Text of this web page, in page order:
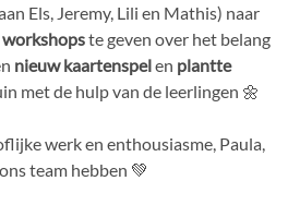
Els, Jeremy, Lili en Mathis) naar
workshopste geven over het belang
nieuw kaartenspelen plantte
met de hulp van de leerlingen 🌼
werk en enthousiasme, Paula,
team hebben 💚